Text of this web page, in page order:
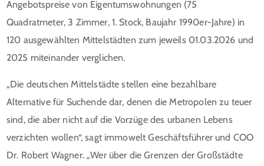
Angebotspreise von Eigentumswohnungen (75
Quadratmeter, 3 Zimmer, 1. Stock, Baujahr 1990er-Jahre) in
120 ausgewählten Mittelstädten zum jeweils 01.03.2026 und
2025 miteinander verglichen.
„Die deutschen Mittelstädte stellen eine bezahlbare
Alternative für Suchende dar, denen die Metropolen zu teuer
sind, die aber nicht auf die Vorzüge des urbanen Lebens
verzichten wollen“, sagt immowelt Geschäftsführer und COO
Dr. Robert Wagner. „Wer über die Grenzen der Großstädte